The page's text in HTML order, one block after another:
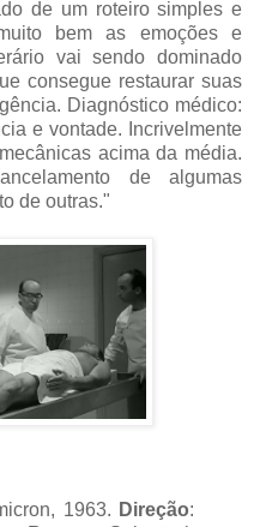
de um roteiro simples e
bem as emoções e
vai sendo dominado
consegue restaurar suas
Diagnóstico médico:
e vontade. Incrivelmente
acima da média.
de algumas
de outras."
1963. Direção: